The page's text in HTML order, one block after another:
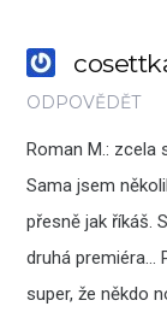
ODPOVĚDĚT
Roman M.: zcela
Sama jsem
přesně jak říkáš.
druhá premiéra…
super, že někdo